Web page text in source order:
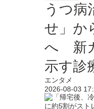
うつ病
せ」か
へ 新
示す診
エンタメ
2026-08-03